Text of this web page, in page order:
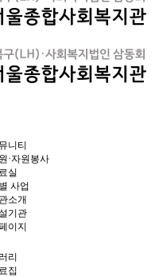
니티
·자원봉사
실
사업
소개
기관
이지
리
집